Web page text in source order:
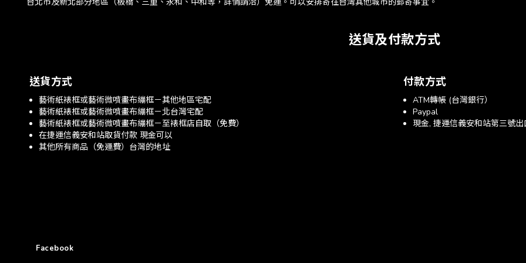
送貨及付款方式
送貨方式
藝術紙裱框或藝術微噴畫布繃框－其他地區宅配
藝術紙裱框或藝術微噴畫布繃框－北台灣宅配
藝術紙裱框或藝術微噴畫布繃框－至裱框店自取（免費）
在捷運信義安和站取貨付款 現金可以
其他所有商品（免運費）台灣的地址
付款方式
ATM轉帳 (台灣銀行）
Paypal
現金, 捷運信義安和站第三號出
Facebook